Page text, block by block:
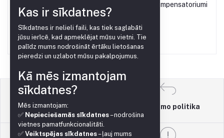
Dozatorius 2.2L/H su kompensatoriumi
Naudojimo sąlygos
Grąžinimo politika
Kas ir sīkdatnes?
Sīkdatnes ir nelieli faili, kas tiek saglabāti
jūsu ierīcē, kad apmeklējat mūsu vietni. Tie
palīdz mums nodrošināt ērtāku lietošanas
pieredzi un uzlabot mūsu pakalpojumus.
Kā mēs izmantojam
sīkdatnes?
Mēs izmantojam:
✅ Nepieciešamās sīkdatnes– nodrošina
vietnes pamatfunkcionalitāti.
✅ Veiktspējas sīkdatnes– ļauj mums